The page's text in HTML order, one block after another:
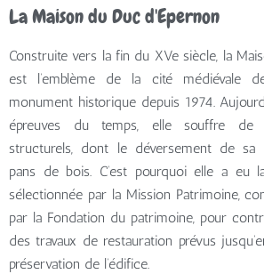
La Maison du Duc d'Epernon
Construite vers la fin du XVe siècle, la
est l’emblème de la cité médiévale
monument historique depuis 1974.
épreuves du temps, elle souffre de
structurels, dont le déversement de sa
pans de bois. C’est pourquoi elle a eu
sélectionnée par la Mission Patrimoine,
par la Fondation du patrimoine, pour
des travaux de restauration prévus
préservation de l’édifice.